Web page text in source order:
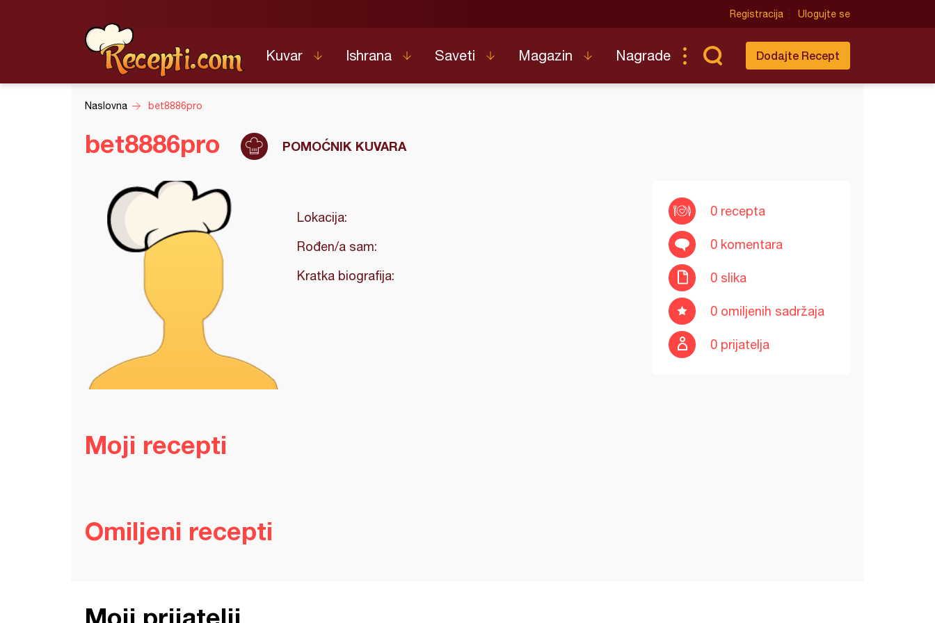
Registracija Ulogujte se
Kuvar Ishrana Saveti Magazin Nagrade Dodajte Recept
Naslovna bet8886pro
bet8886pro POMOĆNIK KUVARA
Lokacija:
Rođen/a sam:
Kratka biografija:
0 recepta
0 komentara
0 slika
0 omiljenih sadržaja
0 prijatelja
Moji recepti
Omiljeni recepti